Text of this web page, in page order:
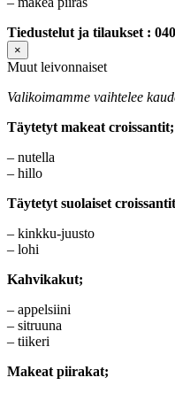
Tiedustelut ja tilaukset :
×
Muut leivonnaiset
Valikoimamme vaihtelee
Täytetyt makeat croissantit;
– nutella
– hillo
Täytetyt suolaiset
– kinkku-juusto
– lohi
Kahvikakut;
– appelsiini
– sitruuna
– tiikeri
Makeat piirakat;